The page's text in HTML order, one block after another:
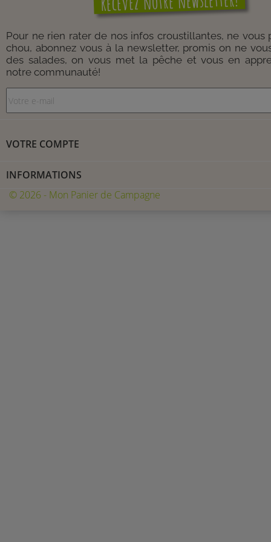
Pour ne rien rater de nos infos croustillantes, ne vous
chou, abonnez vous à la newsletter, promis on ne
des salades, on vous met la pêche et vous en
notre communauté!
VOTRE COMPTE
INFORMATIONS
© 2026 - Mon Panier de Campagne